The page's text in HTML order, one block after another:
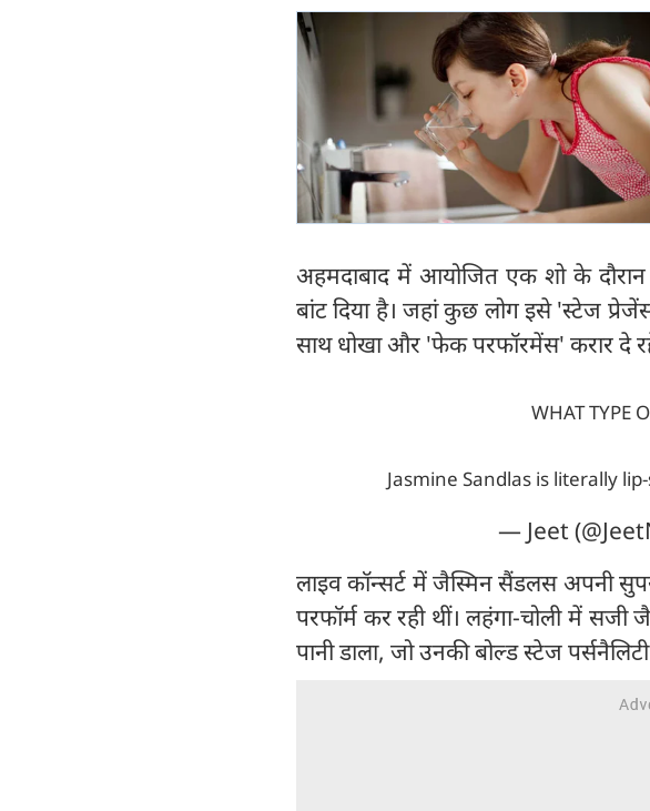
अहमदाबाद में आयोजित एक शो के
बांट दिया है। जहां कुछ लोग इसे 'स्टेज
साथ धोखा और 'फेक परफॉरमेंस' करार दे
WHAT TYPE
Jasmine Sandlas is literally
— Jeet
लाइव कॉन्सर्ट में जैस्मिन सैंडलस अपनी
परफॉर्म कर रही थीं। लहंगा-चोली में
पानी डाला, जो उनकी बोल्ड स्टेज